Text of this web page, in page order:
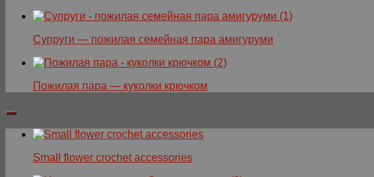
Супруги — пожилая семейная пара амигуруми
Пожилая пара — куколки крючком
Small flower crochet accessories